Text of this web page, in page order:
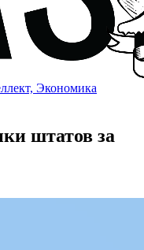
Экономика
штатов за